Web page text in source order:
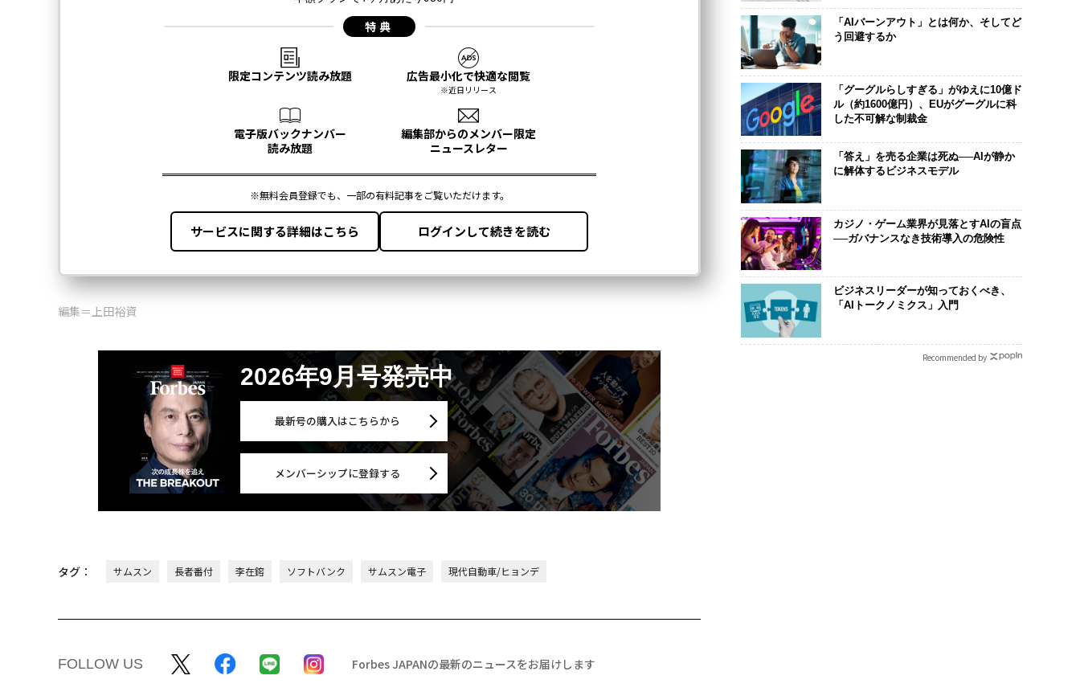
編集＝上田裕資
2026年9月号発売中
最新号の購入はこちらから
メンバーシップに登録する
タグ： サムスン 長者番付 李在鎔 ソフトバンク サムスン電子 現代自動車/ヒョンデ
FOLLOW US Forbes JAPANの最新のニュースをお届けします
「AIバーンアウト」とは何か、そしてど
う回避するか
「グーグルらしすぎる」がゆえに10億ド
ル（約1600億円）、EUがグーグルに科
した不可解な制裁金
「答え」を売る企業は死ぬ──AIが静か
に解体するビジネスモデル
カジノ・ゲーム業界が見落とすAIの盲点
──ガバナンスなき技術導入の危険性
ビジネスリーダーが知っておくべき、
「AIトークノミクス」入門
Recommended by